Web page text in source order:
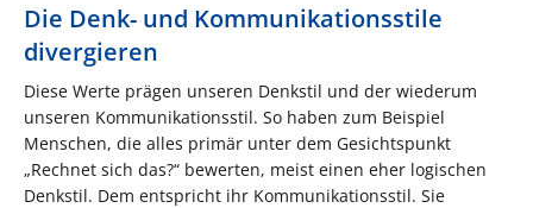
Die Denk- und Kommunikationsstile
divergieren
Diese Werte prägen unseren Denkstil und der wiederum
unseren Kommunikationsstil. So haben zum Beispiel
Menschen, die alles primär unter dem Gesichtspunkt
„Rechnet sich das?“ bewerten, meist einen eher logischen
Denkstil. Dem entspricht ihr Kommunikationsstil. Sie